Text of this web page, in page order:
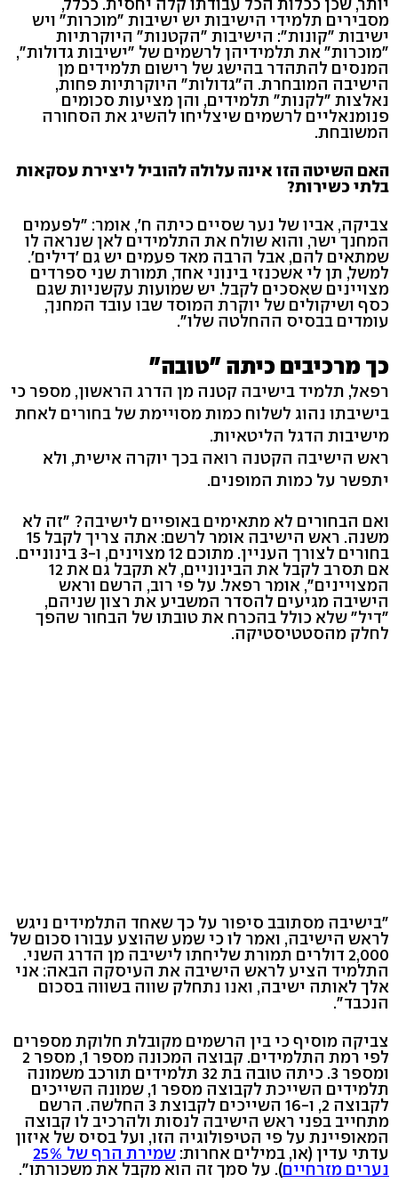
מסבירים תלמידי הישיבות יש ישיבות "מוכרות" ויש
ישיבות "קונות": הישיבות "הקטנות" היוקרתיות
"מוכרות" את תלמידיהן לרשמים של "ישיבות גדולות",
המנסים להתהדר בהישג של רישום תלמידים מן
הישיבה המובחרת. ה"גדולות" היוקרתיות פחות,
נאלצות "לקנות" תלמידים, והן מציעות סכומים
פנומנאליים לרשמים שיצליחו להשיג את הסחורה
המשובחת.
האם השיטה הזו אינה עלולה להוביל ליצירת עסקאות
בלתי כשירות?
צביקה, אביו של נער שסיים כיתה ח', אומר: "לפעמים
המחנך ישר, והוא שולח את התלמידים לאן שנראה לו
שמתאים להם, אבל הרבה מאד פעמים יש גם 'דילים'.
למשל, תן לי אשכנזי בינוני אחד, תמורת שני ספרדים
מצויינים שאסכים לקבל. יש שמועות עקשניות שגם
כסף ושיקולים של יוקרת המוסד שבו עובד המחנך,
עומדים בבסיס ההחלטה שלו".
כך מרכיבים כיתה "טובה"
רפאל, תלמיד בישיבה קטנה מן הדרג הראשון, מספר כי
בישיבתו נהוג לשלוח כמות מסויימת של בחורים לאחת
מישיבות הדגל הליטאיות.
ראש הישיבה הקטנה רואה בכך יוקרה אישית, ולא
יתפשר על כמות המופנים.
ואם הבחורים לא מתאימים באופיים לישיבה? "זה לא
משנה. ראש הישיבה אומר לרשם: אתה צריך לקבל 15
בחורים לצורך העניין. מתוכם 12 מצוינים, ו-3 בינוניים.
אם תסרב לקבל את הבינוניים, לא תקבל גם את 12
המצויינים", אומר רפאל. על פי רוב, הרשם וראש
הישיבה מגיעים להסדר המשביע את רצון שניהם,
"דיל" שלא כולל בהכרח את טובתו של הבחור שהפך
לחלק מהסטטיסטיקה.
"בישיבה מסתובב סיפור על כך שאחד התלמידים ניגש
לראש הישיבה, ואמר לו כי שמע שהוצע עבורו סכום של
2,000 דולרים תמורת שליחתו לישיבה מן הדרג השני.
התלמיד הציע לראש הישיבה את העיסקה הבאה: אני
אלך לאותה ישיבה, ואנו נתחלק שווה בשווה בסכום
הנכבד".
צביקה מוסיף כי בין הרשמים מקובלת חלוקת מספרים
לפי רמת התלמידים. קבוצה המכונה מספר 1, מספר 2
ומספר 3. כיתה טובה בת 32 תלמידים תורכב משמונה
תלמידים השייכת לקבוצה מספר 1, שמונה השייכים
לקבוצה 2, ו-16 השייכים לקבוצת 3 החלשה. הרשם
מתחייב בפני ראש הישיבה לנסות ולהרכיב לו קבוצה
המאופיינת על פי הטיפולוגיה הזו, ועל בסיס של איזון
עדתי עדין (או, במילים אחרות: שמירת הרף של 25%
נערים מזרחיים). על סמך זה הוא מקבל את משכורתו".